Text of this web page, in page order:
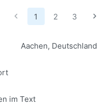
1 2 3
Aachen, Deutschland
im Text